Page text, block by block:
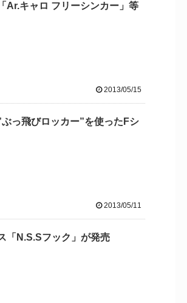
Ar.キャロ フリーシンカー」等
2013/05/15
っ飛びロッカー”を使ったFシ
2013/05/11
「N.S.Sフック」が発売